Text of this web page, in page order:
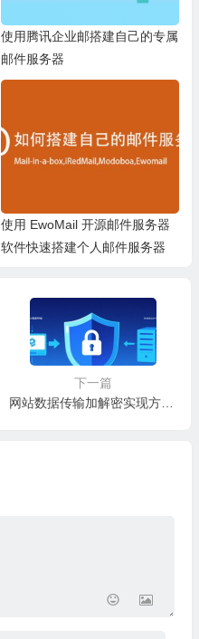
使用腾讯企业邮搭建自己的专属
邮件服务器
使用 EwoMail 开源邮件服务器
软件快速搭建个人邮件服务器
下一篇
网站数据传输加解密实现方案：从技术原理到实战落地